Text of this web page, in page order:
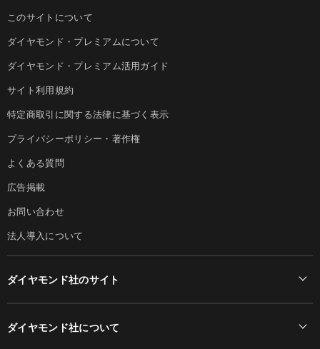
このサイトについて
ダイヤモンド・プレミアムについて
ダイヤモンド・プレミアム活用ガイド
サイト利用規約
特定商取引に関する法律に基づく表示
プライバシーポリシー・著作権
よくある質問
広告掲載
お問い合わせ
法人導入について
ダイヤモンド社のサイト
ダイヤモンド社について